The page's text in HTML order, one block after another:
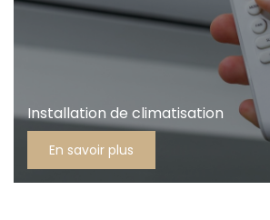
Installation de climatisation
En savoir plus